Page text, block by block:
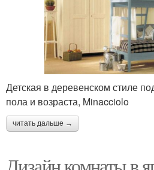
Детская в деревенском стиле
пола и возраста, Minacciolo
читать дальше →